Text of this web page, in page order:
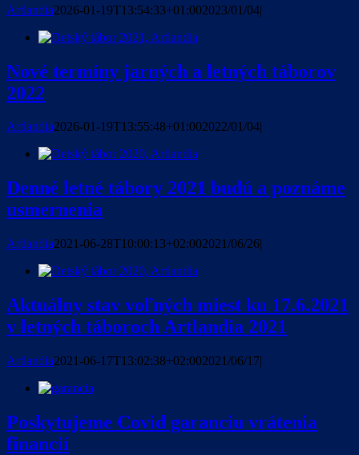
Artlandia2026-01-19T13:54:33+01:002023/01/04|
Nové termíny jarných a letných táborov
2022
Artlandia2026-01-19T13:55:48+01:002022/01/04|
Denné letné tábory 2021 budú a poznáme
usmernenia
Artlandia2021-06-28T10:00:13+02:002021/06/26|
Aktuálny stav voľných miest ku 17.6.2021
v letných táboroch Artlandia 2021
Artlandia2021-06-17T13:02:38+02:002021/06/17|
Poskytujeme Covid garanciu vrátenia
financií